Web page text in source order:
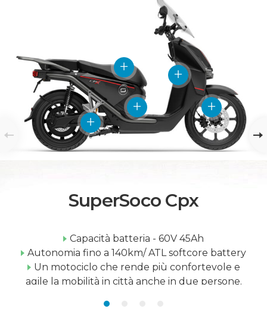
SuperSoco Cpx
Capacità batteria - 60V 45Ah
Autonomia fino a 140km/ ATL softcore battery
Un motociclo che rende più confortevole e
agile la mobilità in città anche in due persone.